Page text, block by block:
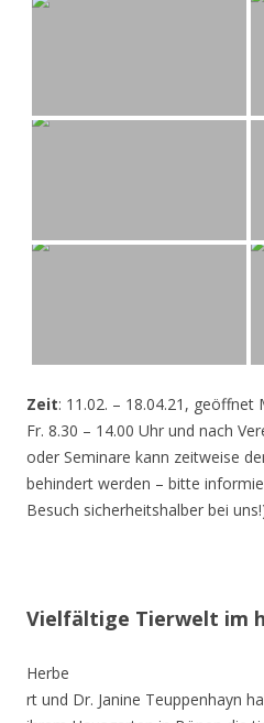
Zeit: 11.02. – 18.04.21, geöffnet
Fr. 8.30 – 14.00 Uhr und nach
oder Seminare kann zeitweise
behindert werden – bitte
Besuch sicherheitshalber bei
Vielfältige Tierwelt im
Herbe
rt und Dr. Janine Teuppenhayn